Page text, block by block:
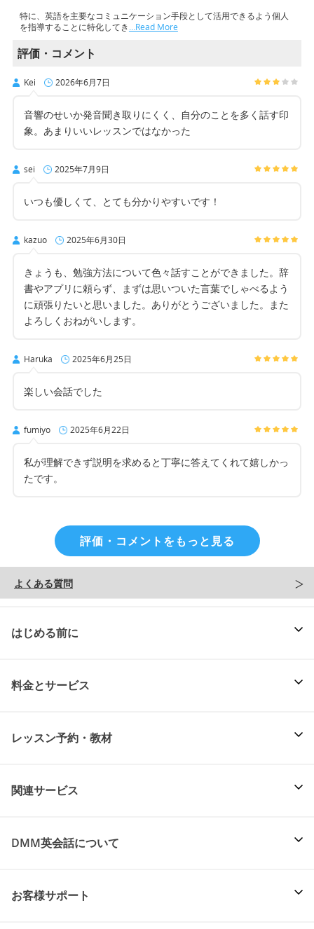
特に、英語を主要なコミュニケーション手段として活用できるよう個人
を指導することに特化してき…Read More
評価・コメント
Kei 2026年6月7日
音響のせいか発音聞き取りにくく、自分のことを多く話す印
象。あまりいいレッスンではなかった
sei 2025年7月9日
いつも優しくて、とても分かりやすいです！
kazuo 2025年6月30日
きょうも、勉強方法について色々話すことができました。辞
書やアプリに頼らず、まずは思いついた言葉でしゃべるよう
に頑張りたいと思いました。ありがとうございました。また
よろしくおねがいします。
Haruka 2025年6月25日
楽しい会話でした
fumiyo 2025年6月22日
私が理解できず説明を求めると丁寧に答えてくれて嬉しかっ
たです。
評価・コメントをもっと見る
よくある質問
はじめる前に
料金とサービス
レッスン予約・教材
関連サービス
DMM英会話について
お客様サポート